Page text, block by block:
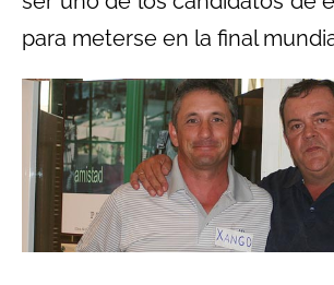
para meterse en la final